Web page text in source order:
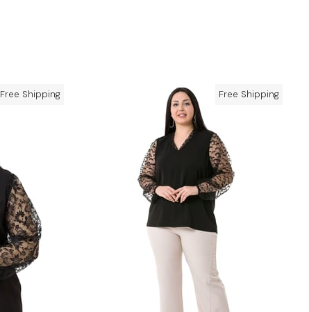
Free Shipping Free Shipping